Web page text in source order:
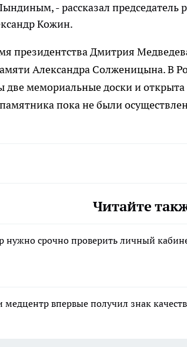
- рассказал председатель
Кожин.
президентства Дмитрия
Александра Солженицына. В
две мемориальные доски и
пока не были
Читайте
срочно проверить личный
медцентр впервые получил знак